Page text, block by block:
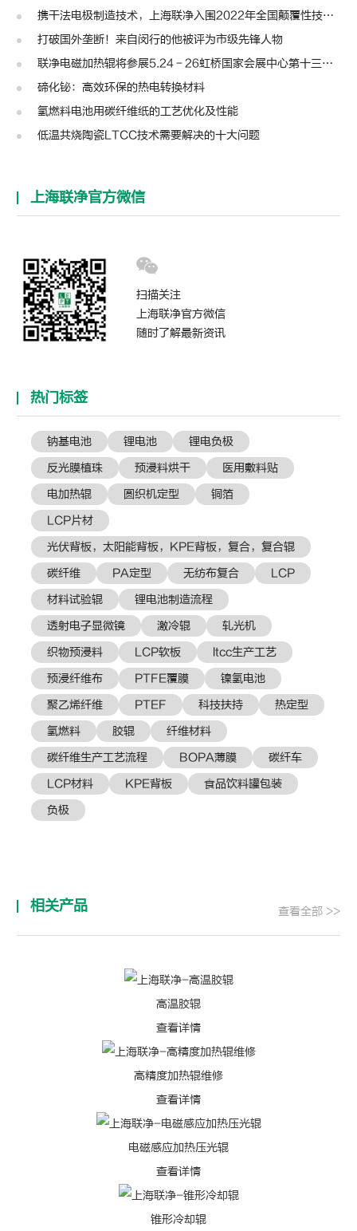
携干法电极制造技术，上海联净入围2022年全国颠覆性技术创新大赛
打破国外垄断！来自闵行的他被评为市级先锋人物
联净电磁加热辊将参展5.24－26虹桥国家会展中心第十三届模切展
碲化铋：高效环保的热电转换材料
氢燃料电池用碳纤维纸的工艺优化及性能
低温共烧陶瓷LTCC技术需要解决的十大问题
上海联净官方微信
扫描关注
上海联净官方微信
随时了解最新资讯
热门标签
钠基电池 锂电池
锂电负极
反光膜植珠
预浸料烘干
医用敷料贴
电加热辊
圆织机定型
铜箔
LCP片材
光伏背板，太阳能背板，KPE背板，复合，复合辊
碳纤维
PA定型 无纺布复合
LCP
材料试验辊
锂电池制造流程
透射电子显微镜
激冷辊
轧光机
织物预浸料
LCP软板
ltcc生产工艺
预浸纤维布
PTFE覆膜
镍氢电池
聚乙烯纤维
PTEF 科技扶持
热定型
氢燃料
胶辊
纤维材料
碳纤维生产工艺流程
BOPA薄膜
碳纤车
LCP材料
KPE背板
食品饮料罐包装
负极
相关产品 查看全部 >>
高温胶辊
查看详情
高精度加热辊维修
查看详情
电磁感应加热压光辊
查看详情
锥形冷却辊